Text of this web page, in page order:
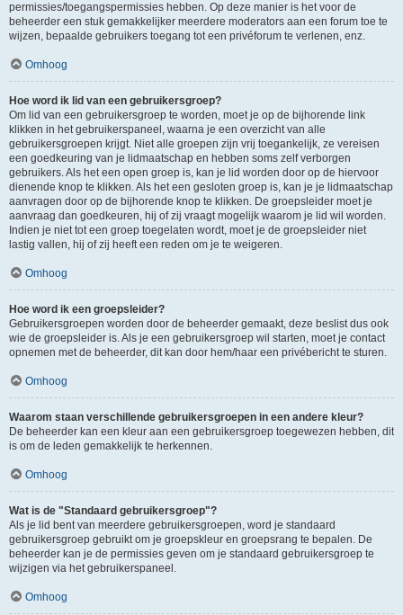
permissies/toegangspermissies hebben. Op deze manier is het voor de
beheerder een stuk gemakkelijker meerdere moderators aan een forum toe te
wijzen, bepaalde gebruikers toegang tot een privéforum te verlenen, enz.
Omhoog
Hoe word ik lid van een gebruikersgroep?
Om lid van een gebruikersgroep te worden, moet je op de bijhorende link
klikken in het gebruikerspaneel, waarna je een overzicht van alle
gebruikersgroepen krijgt. Niet alle groepen zijn vrij toegankelijk, ze vereisen
een goedkeuring van je lidmaatschap en hebben soms zelf verborgen
gebruikers. Als het een open groep is, kan je lid worden door op de hiervoor
dienende knop te klikken. Als het een gesloten groep is, kan je je lidmaatschap
aanvragen door op de bijhorende knop te klikken. De groepsleider moet je
aanvraag dan goedkeuren, hij of zij vraagt mogelijk waarom je lid wil worden.
Indien je niet tot een groep toegelaten wordt, moet je de groepsleider niet
lastig vallen, hij of zij heeft een reden om je te weigeren.
Omhoog
Hoe word ik een groepsleider?
Gebruikersgroepen worden door de beheerder gemaakt, deze beslist dus ook
wie de groepsleider is. Als je een gebruikersgroep wil starten, moet je contact
opnemen met de beheerder, dit kan door hem/haar een privébericht te sturen.
Omhoog
Waarom staan verschillende gebruikersgroepen in een andere kleur?
De beheerder kan een kleur aan een gebruikersgroep toegewezen hebben, dit
is om de leden gemakkelijk te herkennen.
Omhoog
Wat is de "Standaard gebruikersgroep"?
Als je lid bent van meerdere gebruikersgroepen, word je standaard
gebruikersgroep gebruikt om je groepskleur en groepsrang te bepalen. De
beheerder kan je de permissies geven om je standaard gebruikersgroep te
wijzigen via het gebruikerspaneel.
Omhoog